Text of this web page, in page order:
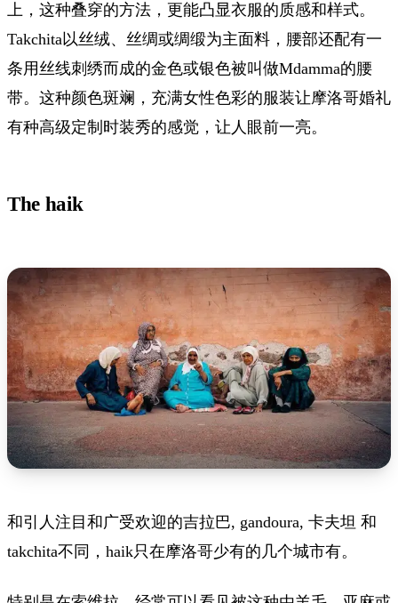
上，这种叠穿的方法，更能凸显衣服的质感和样式。
Takchita以丝绒、丝绸或绸缎为主面料，腰部还配有一
条用丝线刺绣而成的金色或银色被叫做Mdamma的腰
带。这种颜色斑斓，充满女性色彩的服装让摩洛哥婚礼
有种高级定制时装秀的感觉，让人眼前一亮。
The haik
和引人注目和广受欢迎的吉拉巴, gandoura, 卡夫坦 和
takchita不同，haik只在摩洛哥少有的几个城市有。